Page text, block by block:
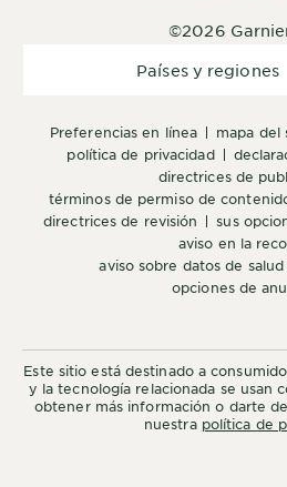
preferencias en línea mapa del
política de privacidad
directrices de
términos de permiso de
directrices de revisión
sus
aviso en la
aviso sobre datos de
opciones de
©2026
Países y regiones
Este sitio está destinado a
y la tecnología relacionada se usan
obtener más información o darte
nuestra política de